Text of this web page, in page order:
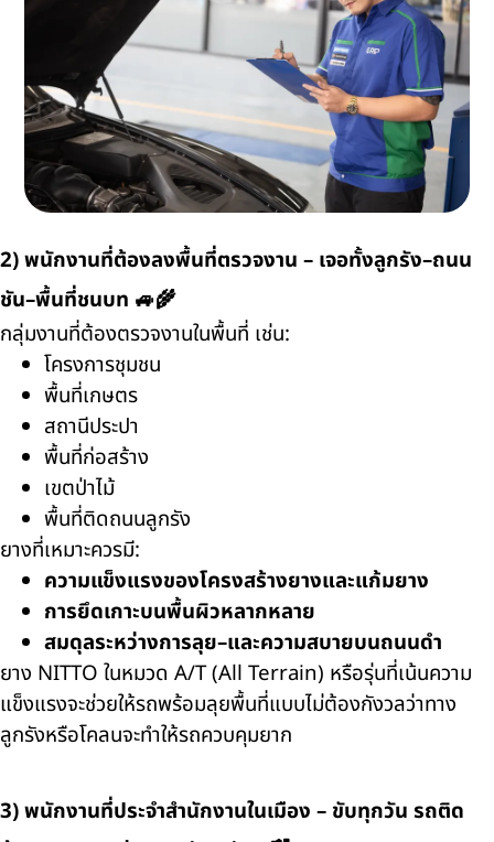
2) พนักงานที่ต้องลงพื้นที่ตรวจงาน – เจอทั้งลูกรัง–ถนน
ชัน–พื้นที่ชนบท 🚙🌾
กลุ่มงานที่ต้องตรวจงานในพื้นที่ เช่น:
โครงการชุมชน
พื้นที่เกษตร
สถานีประปา
พื้นที่ก่อสร้าง
เขตป่าไม้
พื้นที่ติดถนนลูกรัง
ยางที่เหมาะควรมี:
ความแข็งแรงของโครงสร้างยางและแก้มยาง
การยึดเกาะบนพื้นผิวหลากหลาย
สมดุลระหว่างการลุย–และความสบายบนถนนดำ
ยาง NITTO ในหมวด A/T (All Terrain) หรือรุ่นที่เน้นความ
แข็งแรงจะช่วยให้รถพร้อมลุยพื้นที่แบบไม่ต้องกังวลว่าทาง
ลูกรังหรือโคลนจะทำให้รถควบคุมยาก
3) พนักงานที่ประจำสำนักงานในเมือง – ขับทุกวัน รถติด